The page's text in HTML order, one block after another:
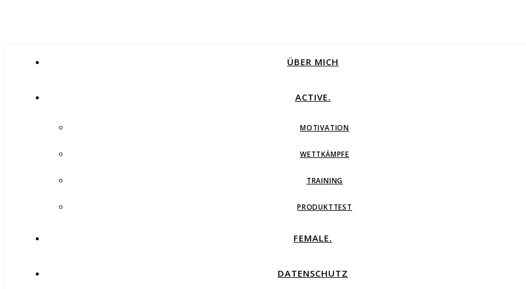
ÜBER MICH
ACTIVE.
MOTIVATION
WETTKÄMPFE
TRAINING
PRODUKTTEST
FEMALE.
DATENSCHUTZ